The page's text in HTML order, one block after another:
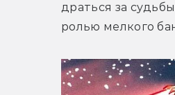
драться за
ролью мелкого